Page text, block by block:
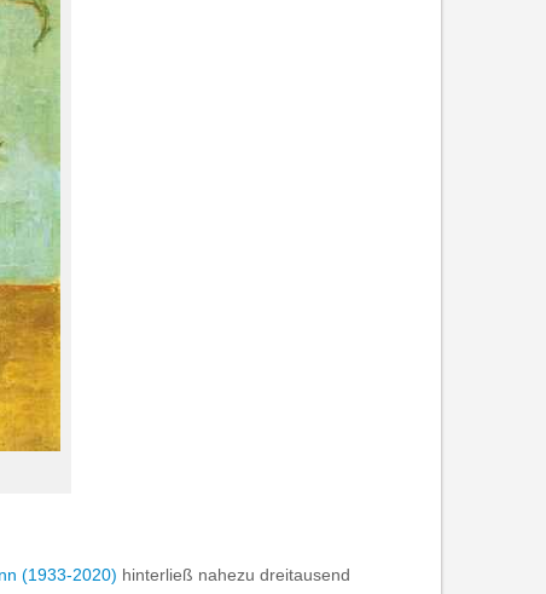
(1933-2020) hinterließ nahezu dreitausend